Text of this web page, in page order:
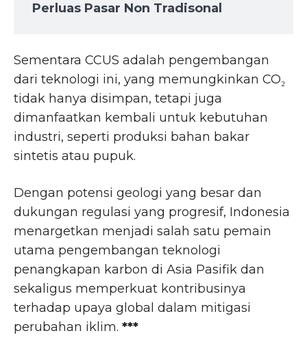
Perluas Pasar Non Tradisonal
Sementara CCUS adalah pengembangan
dari teknologi ini, yang memungkinkan CO₂
tidak hanya disimpan, tetapi juga
dimanfaatkan kembali untuk kebutuhan
industri, seperti produksi bahan bakar
sintetis atau pupuk.
Dengan potensi geologi yang besar dan
dukungan regulasi yang progresif, Indonesia
menargetkan menjadi salah satu pemain
utama pengembangan teknologi
penangkapan karbon di Asia Pasifik dan
sekaligus memperkuat kontribusinya
terhadap upaya global dalam mitigasi
perubahan iklim. ***